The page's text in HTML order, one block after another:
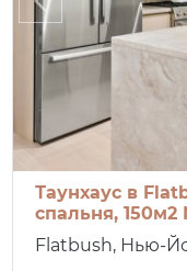
Таунхаус в
спальня,
Flatbush, Нью-